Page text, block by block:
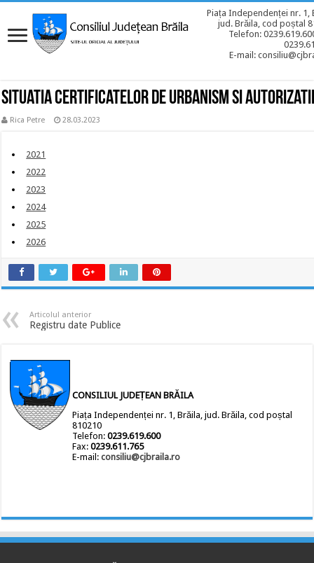
Piața Independenței nr. 1,
jud. Brăila, cod poștal
Telefon:
E-mail:
Situatia certificatelor de urbanism si
Rica Petre 28.03.2023
2021
2022
2023
2024
2025
2026
Articolul anterior
Registru date Publice
CONSILIUL JUDEȚEAN BRĂILA
Piața Independenței nr. 1, Brăila, jud. Brăila, cod poștal
810210
Telefon:0239.619.600
Fax:0239.611.765
E-mail:consiliu@cjbraila.ro